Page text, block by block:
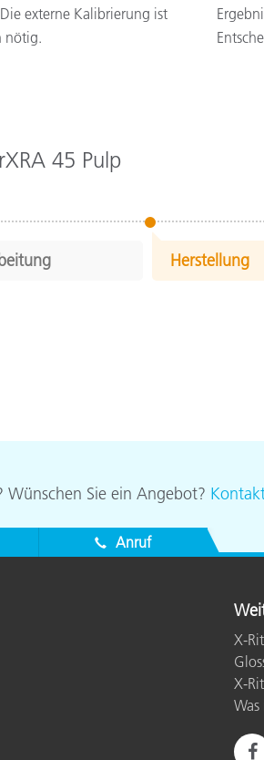
externe Kalibrierung ist
nötig.
45 Pulp
Herstellung
Wünschen Sie ein Angebot?
Anruf
X-
X-